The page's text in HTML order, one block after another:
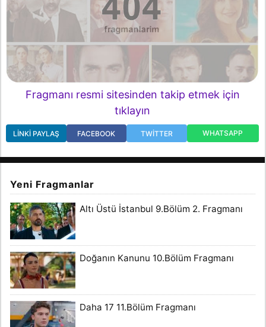
Fragmanı resmi sitesinden takip etmek için
tıklayın
LINKI PAYLAŞ FACEBOOK TWITTER WHATSAPP
Yeni Fragmanlar
Altı Üstü İstanbul 9.Bölüm 2. Fragmanı
Doğanın Kanunu 10.Bölüm Fragmanı
Daha 17 11.Bölüm Fragmanı